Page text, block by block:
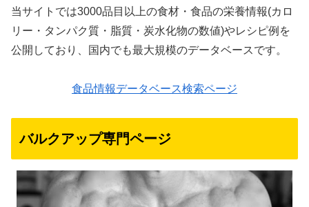
当サイトでは3000品目以上の食材・食品の栄養情報(カロ
リー・タンパク質・脂質・炭水化物の数値)やレシピ例を
公開しており、国内でも最大規模のデータベースです。
食品情報データベース検索ページ
バルクアップ専門ページ